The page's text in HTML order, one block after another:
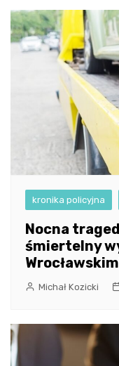
kronika policyjna
Nocna
śmiertelny
Michał Kozicki